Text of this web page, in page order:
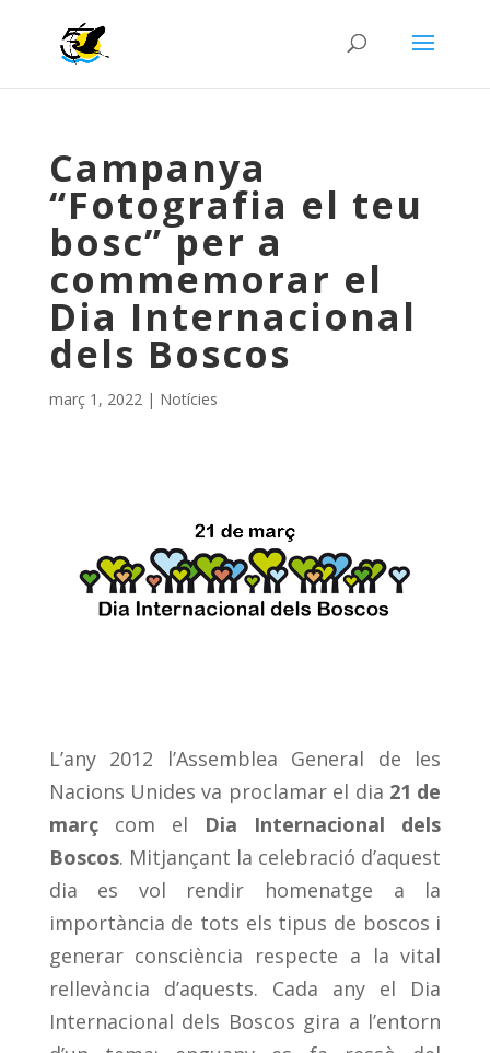
Campanya
“Fotografia el teu
bosc” per a
commemorar el
Dia Internacional
dels Boscos
març 1, 2022| Notícies
L’any 2012 l’Assemblea General de les
Nacions Unides va proclamar el dia 21 de
marçcom el Dia Internacional dels
Boscos. Mitjançant la celebració d’aquest
dia es vol rendir homenatge a la
importància de tots els tipus de boscos i
generar consciència respecte a la vital
rellevància d’aquests. Cada any el Dia
Internacional dels Boscos gira a l’entorn